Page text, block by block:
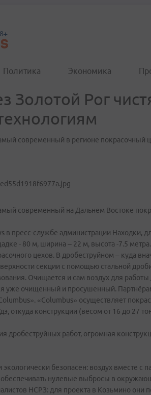
Политика Экономика
Золотой Рог
современный в регионе покрасочный
современный на Дальнем Востоке
в пресс-службе администрации Находки,
- 80 м, ширина – 22 м, высота -7.5
цехов. В дробеструйном – куда
секции с помощью стальной
Очищается и сам воздух для
уже очищенный и просушенный.
«Columbus» осуществляет
откуда конструкции (весом от 16 до 27
дробеструйных работ, огромная
экологически безопасен: воздух вместе с
нулевые выбросы в
НСРЗ: для проекта в Козьмино они